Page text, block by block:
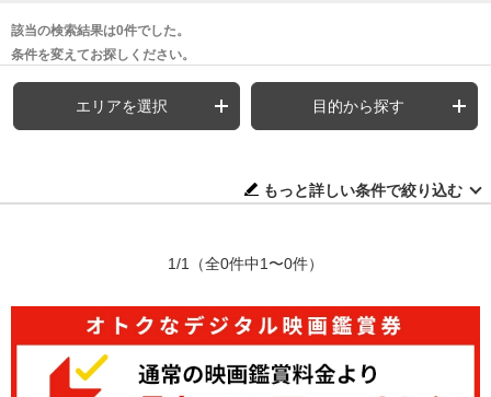
該当の検索結果は0件でした。
条件を変えてお探しください。
エリアを選択 目的から探す
もっと詳しい条件で絞り込む
1/1 （全0件中1〜0件）